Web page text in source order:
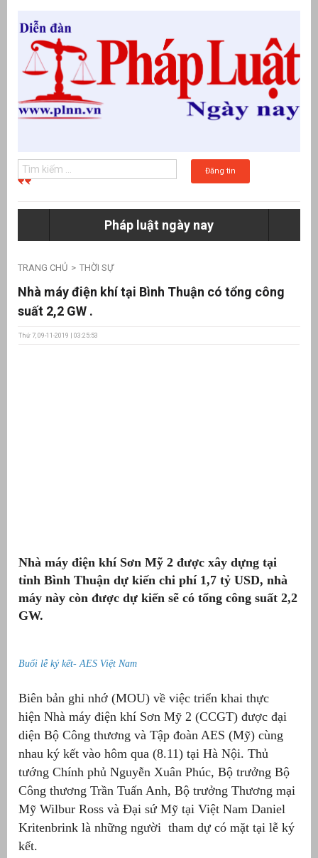
Đăng tin
Pháp luật ngày nay
TRANG CHỦ THỜI SỰ
Nhà máy điện khí tại Bình Thuận có tổng công
suất 2,2 GW .
Thứ 7, 09-11-2019 | 03:25:53
Nhà máy điện khí Sơn Mỹ 2 được xây dựng tại
tỉnh Bình Thuận dự kiến chi phí 1,7 tỷ USD, nhà
máy này còn được dự kiến sẽ có tổng công suất 2,2
GW.
Buổi lễ ký kết- AES Việt Nam
Biên bản ghi nhớ (MOU) về việc triển khai thực
hiện Nhà máy điện khí Sơn Mỹ 2 (CCGT) được đại
diện Bộ Công thương và Tập đoàn AES (Mỹ) cùng
nhau ký kết vào hôm qua (8.11) tại Hà Nội. Thủ
tướng Chính phủ Nguyễn Xuân Phúc, Bộ trưởng Bộ
Công thương Trần Tuấn Anh, Bộ trưởng Thương mại
Mỹ Wilbur Ross và Đại sứ Mỹ tại Việt Nam Daniel
Kritenbrink là những người tham dự có mặt tại lễ ký
kết.